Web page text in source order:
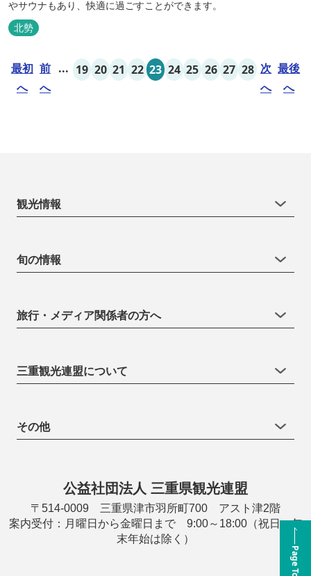
やサウナもあり、快適に過ごすことができます。
北勢
最初
へ
前
へ
... 19 20 21 22 23 24 25 26 27 28 次
へ
最後
へ
Page Top
観光情報
旬の情報
旅行・メディア関係者の方へ
三重観光連盟について
その他
公益社団法人 三重県観光連盟
〒514-0009 三重県津市羽所町700 アスト津2階
案内受付：月曜日から金曜日まで 9:00～18:00（祝日・年
末年始は除く）